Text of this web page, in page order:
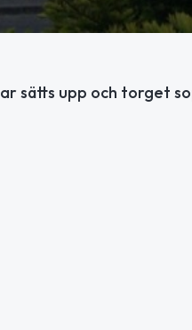
sätts upp och torget